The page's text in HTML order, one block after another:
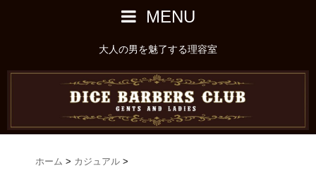
MENU
大人の男を魅了する理容室
ホーム > カジュアル >